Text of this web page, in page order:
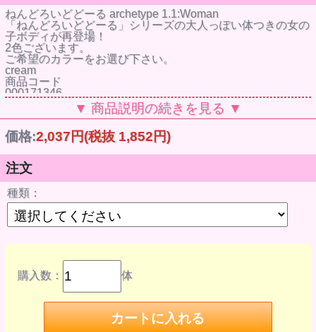
ねんどろいどどーる archetype 1.1:Woman
「ねんどろいどどーる」シリーズの大人っぽい体つきの女の
子ボディが再登場！
2色ございます。
ご希望のカラーをお選び下さい。
cream
商品コード
000171346
4580590171343
almond milk
商品コード
JANコード
4580590171350
ABS&PVC 塗装済み可動フィギュア・磁石使用・ノンスケー
ル・専用台座付属・全高：約100mm（体パーツのみ）
※ヘッドは付属しません。
「ねんどろいどどーる」は頭部サイズはねんどろいど、体の
アです。足裏のマグネットと専用台座で自由なポージングを
楽しめるほか、シーンに合わせた支柱をつかって様々なアク
ションポーズも可能です。専用の長めの首ジョイントは布製
の服を着せ替える際にご使用ください。既存のねんどろいど
との頭部交換もスムーズに行えますのでお手持ちのキャラク
ターと組み合わせてお楽しみください。
※ねんどろいどの頭部は付属しません。
▼ 商品説明の続きを見る ▼
価格:2,037円(税抜 1,852円)
注文
種類：
購入数： 体